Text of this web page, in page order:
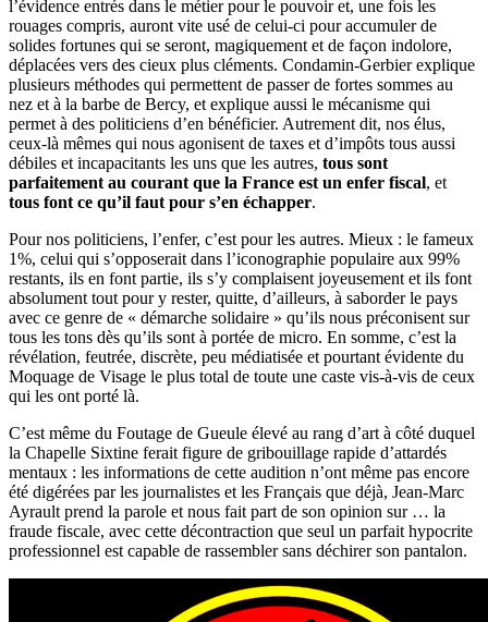
l’évidence entrés dans le métier pour le pouvoir et, une fois les
rouages compris, auront vite usé de celui-ci pour accumuler de
solides fortunes qui se seront, magiquement et de façon indolore,
déplacées vers des cieux plus cléments. Condamin-Gerbier explique
plusieurs méthodes qui permettent de passer de fortes sommes au
nez et à la barbe de Bercy, et explique aussi le mécanisme qui
permet à des politiciens d’en bénéficier. Autrement dit, nos élus,
ceux-là mêmes qui nous agonisent de taxes et d’impôts tous aussi
débiles et incapacitants les uns que les autres, tous sont
parfaitement au courant que la France est un enfer fiscal, et
tous font ce qu’il faut pour s’en échapper.
Pour nos politiciens, l’enfer, c’est pour les autres. Mieux : le fameux
1%, celui qui s’opposerait dans l’iconographie populaire aux 99%
restants, ils en font partie, ils s’y complaisent joyeusement et ils font
absolument tout pour y rester, quitte, d’ailleurs, à saborder le pays
avec ce genre de « démarche solidaire » qu’ils nous préconisent sur
tous les tons dès qu’ils sont à portée de micro. En somme, c’est la
révélation, feutrée, discrète, peu médiatisée et pourtant évidente du
Moquage de Visage le plus total de toute une caste vis-à-vis de ceux
qui les ont porté là.
C’est même du Foutage de Gueule élevé au rang d’art à côté duquel
la Chapelle Sixtine ferait figure de gribouillage rapide d’attardés
mentaux : les informations de cette audition n’ont même pas encore
été digérées par les journalistes et les Français que déjà, Jean-Marc
Ayrault prend la parole et nous fait part de son opinion sur … la
fraude fiscale, avec cette décontraction que seul un parfait hypocrite
professionnel est capable de rassembler sans déchirer son pantalon.